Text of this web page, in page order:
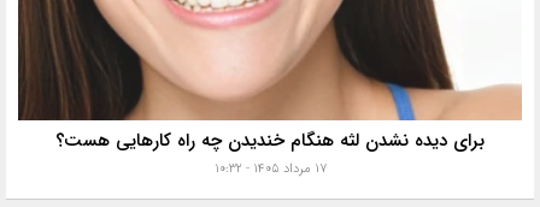
برای دیده نشدن لثه هنگام خندیدن چه راه کارهایی هست؟
۱۷ مرداد ۱۴۰۵ - ۱۰:۳۲